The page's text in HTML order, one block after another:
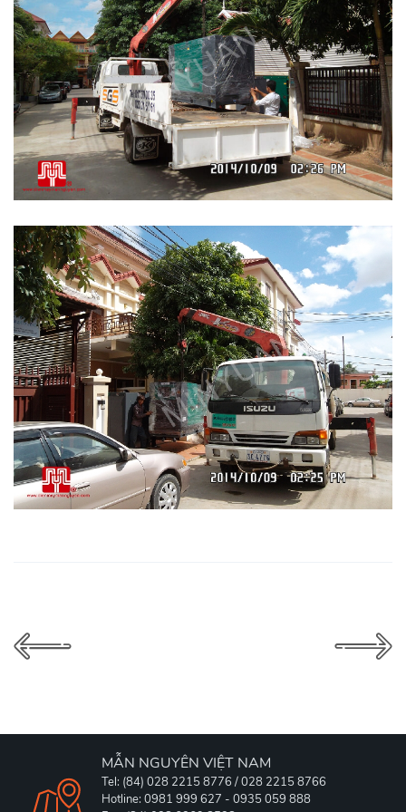
MẪN NGUYÊN VIỆT NAM
Tel: (84) 028 2215 8776 / 028 2215 8766
Hotline: 0981 999 627 - 0935 059 888